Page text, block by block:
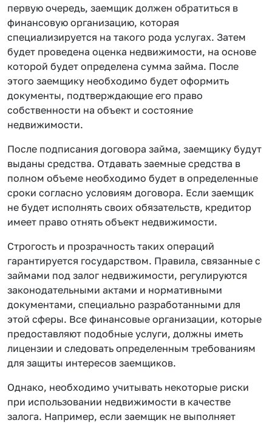
первую очередь, заемщик должен обратиться в
финансовую организацию, которая
специализируется на такого рода услугах. Затем
будет проведена оценка недвижимости, на основе
которой будет определена сумма займа. После
этого заемщику необходимо будет оформить
документы, подтверждающие его право
собственности на объект и состояние
недвижимости.
После подписания договора займа, заемщику будут
выданы средства. Отдавать заемные средства в
полном объеме необходимо будет в определенные
сроки согласно условиям договора. Если заемщик
не будет исполнять своих обязательств, кредитор
имеет право отнять объект недвижимости.
Строгость и прозрачность таких операций
гарантируется государством. Правила, связанные с
займами под залог недвижимости, регулируются
законодательными актами и нормативными
документами, специально разработанными для
этой сферы. Все финансовые организации, которые
предоставляют подобные услуги, должны иметь
лицензии и следовать определенным требованиям
для защиты интересов заемщиков.
Однако, необходимо учитывать некоторые риски
при использовании недвижимости в качестве
залога. Например, если заемщик не выполняет